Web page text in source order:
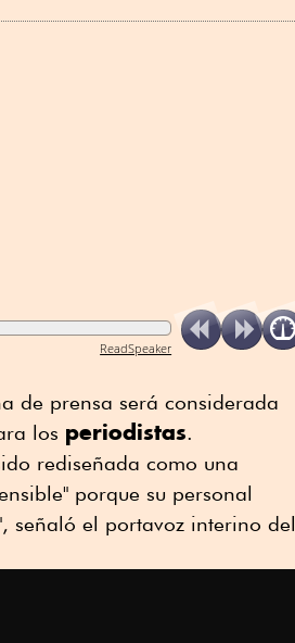
ReadSpeaker
de prensa será considerada
los periodistas.
rediseñada como una
porque su personal
señaló el portavoz interino del